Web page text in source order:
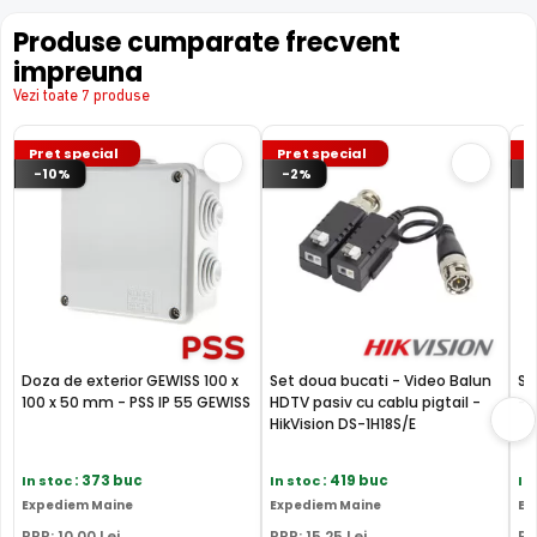
BLC (Backlight Compensation)
Produse cumparate frecvent
impreuna
Vezi toate 7 produse
Pret special
-10%
Doza de exterior GEWISS 100 x
100 x 50 mm - PSS IP 55 GEWISS
In stoc: 373 buc
Expediem Maine
Pret special
-2%
Set doua bucati - Video Balun
HDTV pasiv cu cablu pigtail -
HikVision DS-1H18S/E
In stoc: 419 buc
Expediem Maine
-
In